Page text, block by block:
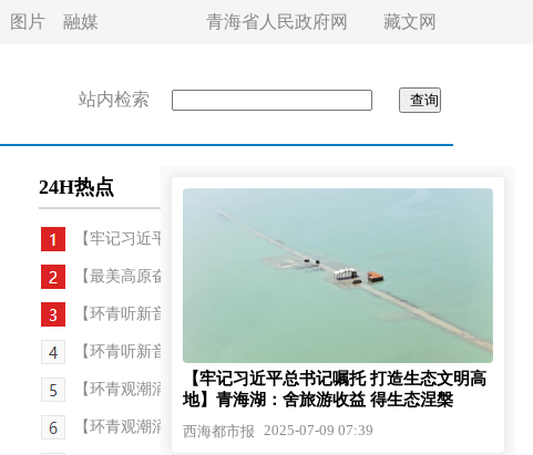
图片 融媒 青海省人民政府网 藏文网
站内检索
24H热点
【牢记习近平总书记嘱托 打造生态文明高地】青...
【最美高原奋斗者·最美快递员】从牧民到快递员，他...
【环青听新音——环青赛特刊·旧忆新说】从青涩到从...
【环青听新音——环青赛特刊·环青揽胜】邂逅金色浪...
【环青观潮涌——环青赛特刊·赛事前瞻】门源-祁连...
【环青观潮涌——环青赛特刊·权威点评】互助—门源...
【牢记习近平总书记嘱托 打造生态文明高
地】青海湖：舍旅游收益 得生态涅槃
西海都市报 2025-07-09 07:39